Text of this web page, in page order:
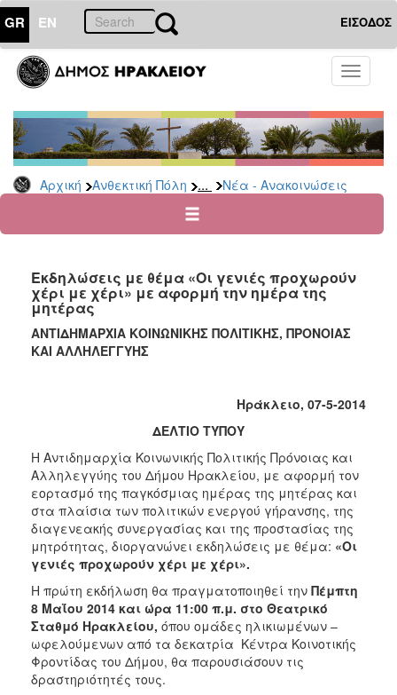
GR EN ΕΙΣΟΔΟΣ
Toggle
Αρχική Ανθεκτική Πόλη ... Νέα - Ανακοινώσεις
ΑΝΘΕΚΤΙΚΗ
ΠΟΛΗ
Κοινωνική
Πολιτική
Νέα
Ανακοινώσεις
για
Οικονομική
Αδυναμία
&
Φυσικές
Κέντρα
Δημιουργικής
Απασχόλησης
Παιδιών
(Κ.Δ.Α.Π.)
Κέντρα
Ημερήσιας
Φροντίδας
Ηλικιωμένων
(Κ.Η.Φ.Η.)
Κ.Δ.Α.Π.Α.μεΑ.
Εκδηλώσεις με θέμα «Οι γενιές προχωρούν
χέρι με χέρι» με αφορμή την ημέρα της
μητέρας
ΑΝΤΙΔΗΜΑΡΧΙΑ ΚΟΙΝΩΝΙΚΗΣ ΠΟΛΙΤΙΚΗΣ, ΠΡΟΝΟΙΑΣ
ΚΑΙ ΑΛΛΗΛΕΓΓΥΗΣ
Ηράκλειο, 07-5-2014
ΔΕΛΤΙΟ ΤΥΠΟΥ
Η Αντιδημαρχία Κοινωνικής Πολιτικής Πρόνοιας και
Αλληλεγγύης του Δήμου Ηρακλείου, με αφορμή τον
εορτασμό της παγκόσμιας ημέρας της μητέρας και
στα πλαίσια των πολιτικών ενεργού γήρανσης, της
διαγενεακής συνεργασίας και της προστασίας της
μητρότητας, διοργανώνει εκδηλώσεις με θέμα: «Οι
γενιές προχωρούν χέρι με χέρι».
Η πρώτη εκδήλωση θα πραγματοποιηθεί την Πέμπτη
8 Μαΐου 2014 και ώρα 11:00 π.μ. στο Θεατρικό
Σταθμό Ηρακλείου, όπου ομάδες ηλικιωμένων –
ωφελούμενων από τα δεκατρία Κέντρα Κοινοτικής
Φροντίδας του Δήμου, θα παρουσιάσουν τις
δραστηριότητές τους.